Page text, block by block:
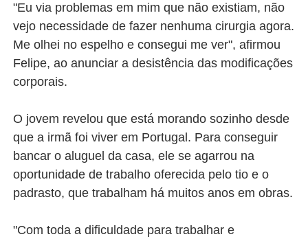
"Eu via problemas em mim que não existiam, não
vejo necessidade de fazer nenhuma cirurgia agora.
Me olhei no espelho e consegui me ver", afirmou
Felipe, ao anunciar a desistência das modificações
corporais.
O jovem revelou que está morando sozinho desde
que a irmã foi viver em Portugal. Para conseguir
bancar o aluguel da casa, ele se agarrou na
oportunidade de trabalho oferecida pelo tio e o
padrasto, que trabalham há muitos anos em obras.
"Com toda a dificuldade para trabalhar e